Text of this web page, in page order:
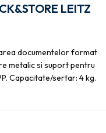
LEITZ
documentelor format
metalic si suport pentru
Capacitate/sertar: 4 kg.